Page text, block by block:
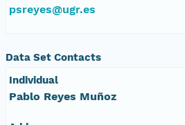
psreyes@ugr.es
Data Set Contacts
Individual
Pablo Reyes Muñoz